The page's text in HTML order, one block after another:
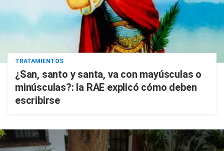
TRATAMIENTOS
¿San, santo y santa, va con mayúsculas o
minúsculas?: la RAE explicó cómo deben
escribirse